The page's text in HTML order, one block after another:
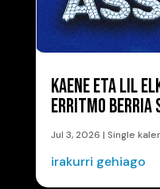
KAENE ETA LIL
ERRITMO BERRIA
Jul 3, 2026 | Single
irakurri gehiago